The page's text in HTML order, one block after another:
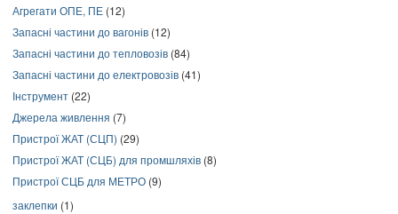
Агрегати ОПЕ, ПЕ (12)
Запасні частини до вагонів (12)
Запасні частини до тепловозів (84)
Запасні частини до електровозів (41)
Інструмент (22)
Джерела живлення (7)
Пристрої ЖАТ (СЦП) (29)
Пристрої ЖАТ (СЦБ) для промшляхів (8)
Пристрої СЦБ для МЕТРО (9)
заклепки (1)